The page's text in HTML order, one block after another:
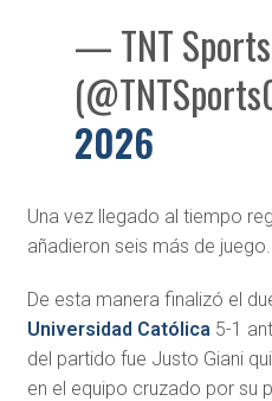
— TNT
2026
Una vez llegado al tiempo
añadieron seis más de juego.
De esta manera finalizó el
Universidad Católica5-1
del partido fue Justo Giani
en el equipo cruzado por su